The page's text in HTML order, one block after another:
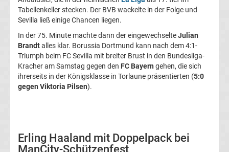
Internat.
Fußball
UEFA
Youth
Fußball
Tabellenkeller stecken. Der BVB wackelte in der Folge und
Sevilla ließ einige Chancen liegen.
In der 75. Minute machte dann der eingewechselteJulian
Brandtalles klar. Borussia Dortmund kann nach dem 4:1-
Triumph beim FC Sevilla mit breiter Brust in den Bundesliga-
Kracher am Samstag gegen den FC Bayern gehen, die sich
ihrerseits in der Königsklasse in Torlaune präsentierten (5:0
gegen Viktoria Pilsen).
Erling Haaland mit Doppelpack bei
ManCity-Schützenfest